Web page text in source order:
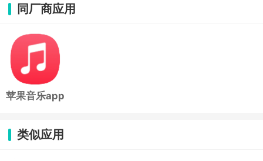
同厂商应用
苹果音乐app
类似应用